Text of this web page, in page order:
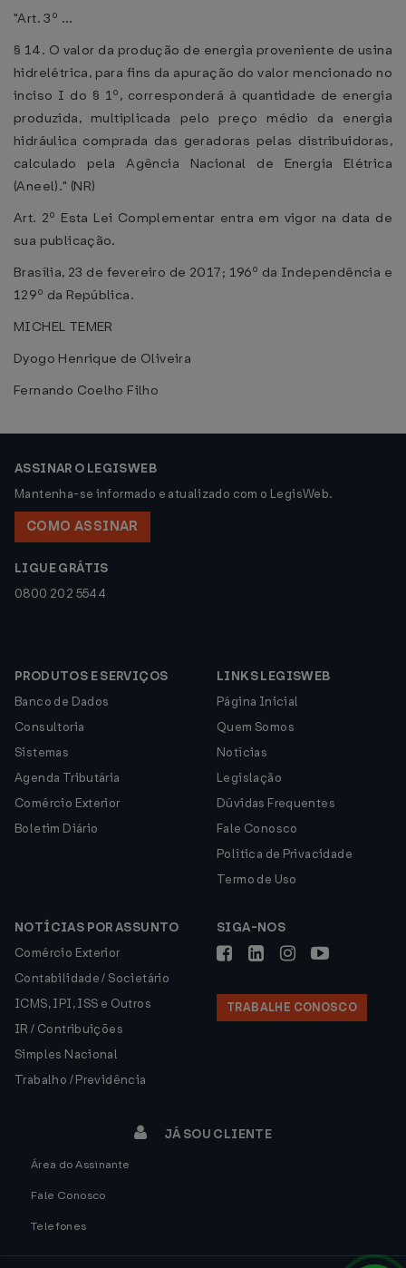
"Art. 3º ...
§ 14. O valor da produção de energia proveniente de usina
hidrelétrica, para fins da apuração do valor mencionado no
inciso I do § 1º, corresponderá à quantidade de energia
produzida, multiplicada pelo preço médio da energia
hidráulica comprada das geradoras pelas distribuidoras,
calculado pela Agência Nacional de Energia Elétrica
(Aneel)." (NR)
Art. 2º Esta Lei Complementar entra em vigor na data de
sua publicação.
Brasília, 23 de fevereiro de 2017; 196º da Independência e
129º da República.
MICHEL TEMER
Dyogo Henrique de Oliveira
Fernando Coelho Filho
ASSINAR O LEGISWEB
Mantenha-se informado e atualizado com o LegisWeb.
COMO ASSINAR
LIGUE GRÁTIS
0800 202 5544
PRODUTOS E SERVIÇOS
Banco de Dados
Consultoria
Sistemas
Agenda Tributária
Comércio Exterior
Boletim Diário
LINKS LEGISWEB
Página Inicial
Quem Somos
Notícias
Legislação
Dúvidas Frequentes
Fale Conosco
Política de Privacidade
Termo de Uso
NOTÍCIAS POR ASSUNTO
Comércio Exterior
Contabilidade / Societário
ICMS, IPI, ISS e Outros
IR / Contribuições
Simples Nacional
Trabalho / Previdência
SIGA-NOS
TRABALHE CONOSCO
JÁ SOU CLIENTE
Área do Assinante
Fale Conosco
Telefones